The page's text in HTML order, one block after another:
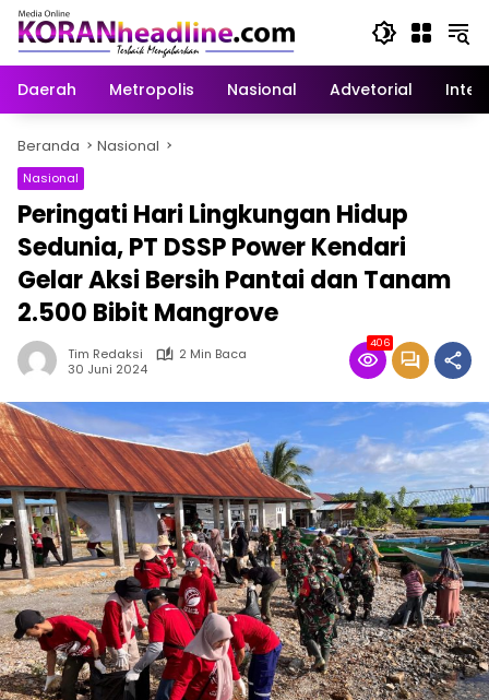
Langsung
konten
Daerah
Metropolis Nasional Advetorial
Beranda Nasional
Nasional
Peringati Hari Lingkungan Hidup
Sedunia, PT DSSP Power Kendari
Gelar Aksi Bersih Pantai dan Tanam
2.500 Bibit Mangrove
Tim Redaksi
2 Min Baca
30 Juni 2024
406